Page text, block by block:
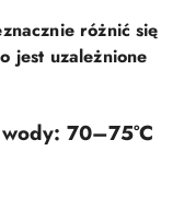
różnić się
jest uzależnione
70–75°C